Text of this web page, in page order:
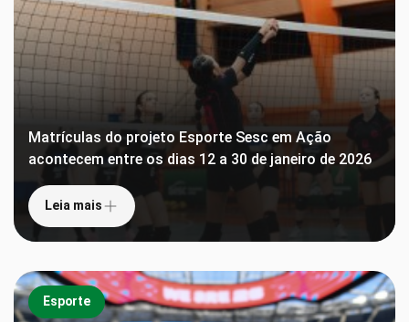
Matrículas do projeto Esporte Sesc em Ação
acontecem entre os dias 12 a 30 de janeiro de 2026
Leia mais
Esporte